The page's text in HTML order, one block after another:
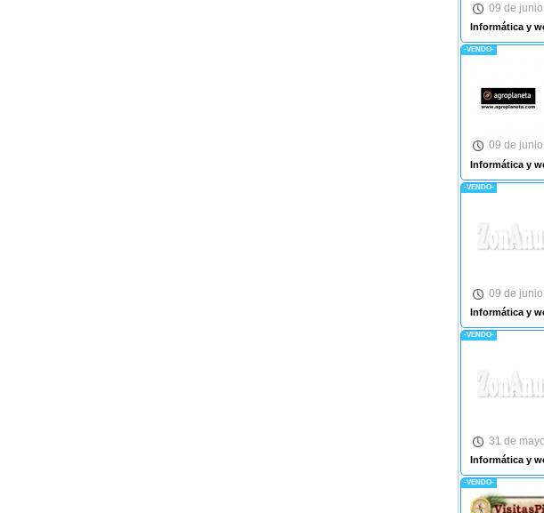
09 de
Informática y
-VENDO-
09 de
Informática y
-VENDO-
09 de
Informática y
-VENDO-
31 de
Informática y
-VENDO-